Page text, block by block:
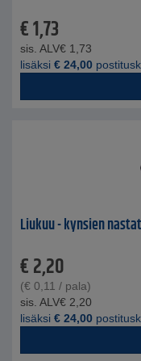
€1,73
sis. ALV€ 1,73
lisäksi € 24,00
Liukuu - kynsien
€2,20
(€ 0,11 / pala)
sis. ALV€ 2,20
lisäksi € 24,00